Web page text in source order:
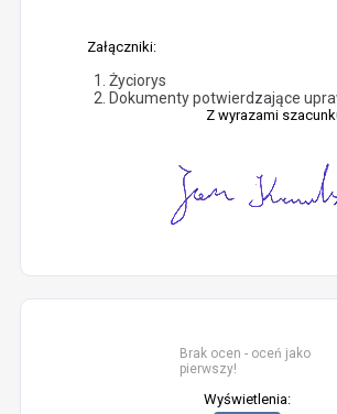
Załączniki:
Życiorys
Dokumenty potwierdzające
Z wyrazami
Brak ocen - oceń jako
pierwszy!
Wyświetlenia: